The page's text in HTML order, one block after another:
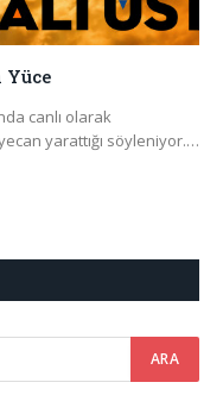
canlı olarak
yarattığı söyleniyor.…